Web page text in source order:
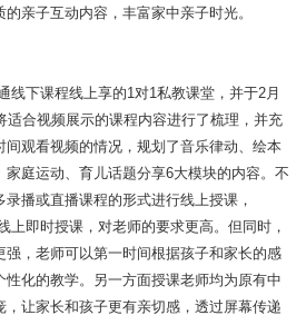
亲子互动内容，丰富家中亲子时光。
线下课程线上享的1对1私教课堂，并于2月
适合视频展示的课程内容进行了梳理，并充
观看视频的情况，规划了音乐律动、绘本
庭运动、育儿话题分享6大模块的内容。不
播或直播课程的形式进行线上授课，
上即时授课，对老师的要求更高。但同时，
，老师可以第一时间根据孩子和家长的感
化的教学。另一方面授课老师均为原有中
让家长和孩子更有亲切感，透过屏幕传递